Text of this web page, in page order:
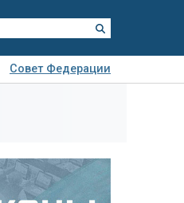
Совет Федерации